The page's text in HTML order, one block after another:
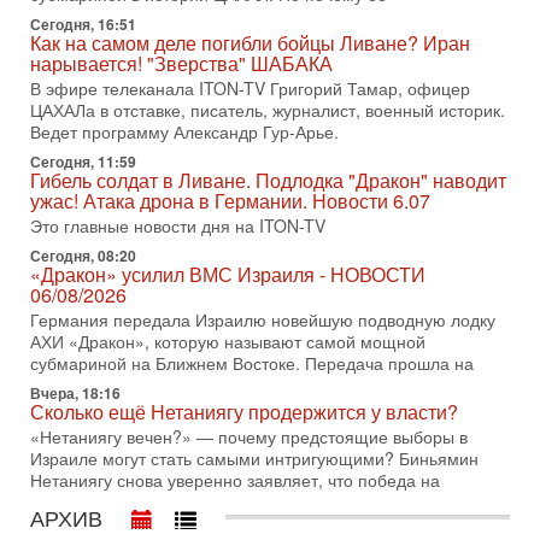
Недавний визит премьер-министра Израиля Биньямина
Нетаньяху в США и его встреча с Дональдом Трампом
оставили больше вопросов, чем ответов. Полная
31-07-2026, 15:18
Иран готовит покушение на Нетаниягу! Трамп не
хочет эскалации, но КСИР готовит взрыв!
В эфире телеканала ITON-TV СЕРГЕЙ МИГДАЛЬ, эксперт
по вопросам безопасности, офицер запаса
Международного управления полиции Израиля, автор
31-07-2026, 09:02
Битва за разоружение ХАМАСа - НОВОСТИ
31/07/2026
Сегодня президент США Дональд Трамп заявил о
достижении исторического соглашения о полном
разоружении ХАМАСа и других вооруженных группировок в
Иран доведет Трампа до крайних мер? Разбор и
оценка от военного обозревателя Давида Шарпа
Ситуация вокруг противостояния Ирана и США накаляется
с каждым днем. Почему Трамп в самый последний момент
отменил решение о нанесении тяжелых ударов
30-07-2026, 16:54
Сегодня, 16:51
Как на самом деле погибли бойцы Ливане? Иран
нарывается! "Зверства" ШАБАКА
В эфире телеканала ITON-TV Григорий Тамар, офицер
ЦАХАЛа в отставке, писатель, журналист, военный историк.
Ведет программу Александр Гур-Арье.
Сегодня, 11:59
Гибель солдат в Ливане. Подлодка "Дракон" наводит
ужас! Атака дрона в Германии. Новости 6.07
Это главные новости дня на ITON-TV
Сегодня, 08:20
«Дракон» усилил ВМС Израиля - НОВОСТИ
06/08/2026
Германия передала Израилю новейшую подводную лодку
АХИ «Дракон», которую называют самой мощной
субмариной на Ближнем Востоке. Передача прошла на
Вчера, 18:16
Сколько ещё Нетаниягу продержится у власти?
«Нетаниягу вечен?» — почему предстоящие выборы в
Израиле могут стать самыми интригующими? Биньямин
Нетаниягу снова уверенно заявляет, что победа на
АРХИВ